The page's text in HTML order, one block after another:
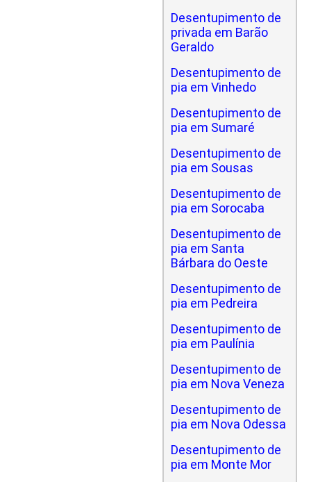
Desentupimento de
privada em Barão
Geraldo
Desentupimento de
pia em Vinhedo
Desentupimento de
pia em Sumaré
Desentupimento de
pia em Sousas
Desentupimento de
pia em Sorocaba
Desentupimento de
pia em Santa
Bárbara do Oeste
Desentupimento de
pia em Pedreira
Desentupimento de
pia em Paulínia
Desentupimento de
pia em Nova Veneza
Desentupimento de
pia em Nova Odessa
Desentupimento de
pia em Monte Mor